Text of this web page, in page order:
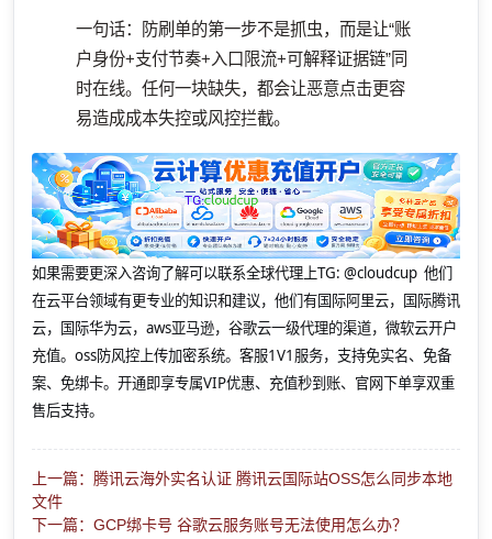
一句话：防刷单的第一步不是抓虫，而是让“账
户身份+支付节奏+入口限流+可解释证据链”同
时在线。任何一块缺失，都会让恶意点击更容
易造成成本失控或风控拦截。
如果需要更深入咨询了解可以联系全球代理上TG: @cloudcup 他们
在云平台领域有更专业的知识和建议，他们有国际阿里云，国际腾讯
云，国际华为云，aws亚马逊，谷歌云一级代理的渠道，微软云开户
充值。oss防风控上传加密系统。客服1V1服务，支持免实名、免备
案、免绑卡。开通即享专属VIP优惠、充值秒到账、官网下单享双重
售后支持。
上一篇：腾讯云海外实名认证 腾讯云国际站OSS怎么同步本地
文件
下一篇：GCP绑卡号 谷歌云服务账号无法使用怎么办？